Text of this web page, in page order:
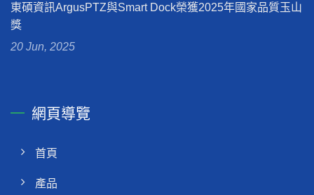
東碩資訊ArgusPTZ與Smart Dock榮獲2025年國家品質玉山
獎
20 Jun, 2025
網頁導覽
首頁
產品